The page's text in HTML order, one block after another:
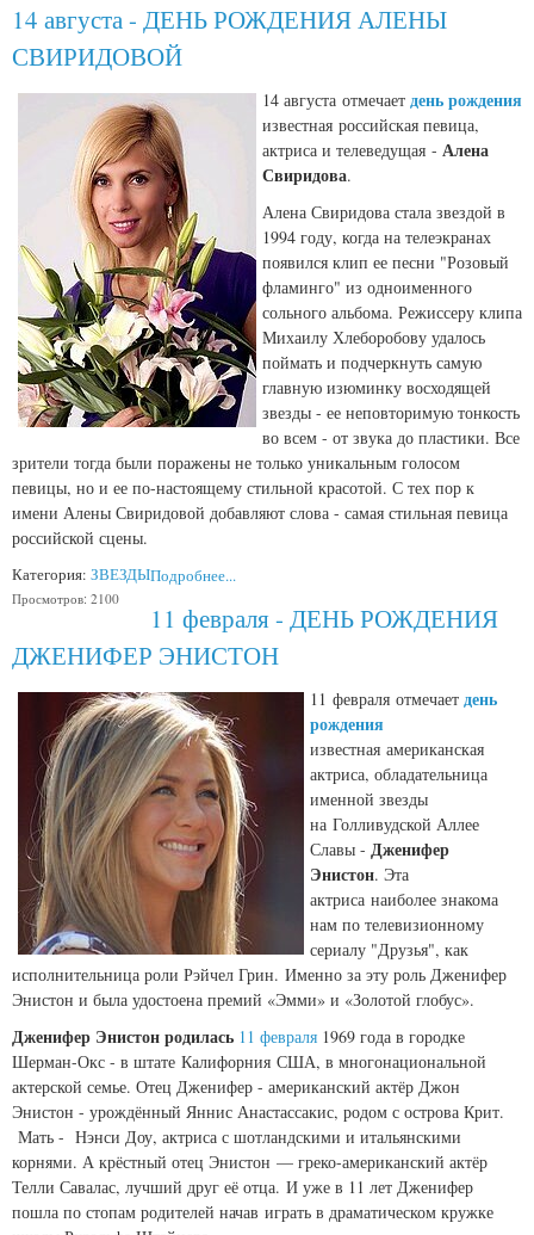
14 августа - ДЕНЬ РОЖДЕНИЯ АЛЕНЫ
СВИРИДОВОЙ
14 августа отмечает день рождения
известная российская певица,
актриса и телеведущая - Алена
Свиридова.
Алена Свиридова стала звездой в
1994 году, когда на телеэкранах
появился клип ее песни "Розовый
фламинго" из одноименного
сольного альбома. Режиссеру клипа
Михаилу Хлеборобову удалось
поймать и подчеркнуть самую
главную изюминку восходящей
звезды - ее неповторимую тонкость
во всем - от звука до пластики. Все
зрители тогда были поражены не только уникальным голосом
певицы, но и ее по-настоящему стильной красотой. С тех пор к
имени Алены Свиридовой добавляют слова - самая стильная певица
российской сцены.
Категория: ЗВЕЗДЫ
Просмотров: 2100
Подробнее...
11 февраля - ДЕНЬ РОЖДЕНИЯ
ДЖЕНИФЕР ЭНИСТОН
11 февраля отмечает день
рождения
известная американская
актриса, обладательница
именной звезды
на Голливудской Аллее
Славы - Дженифер
Энистон. Эта
актриса наиболее знакома
нам по телевизионному
сериалу "Друзья", как
исполнительница роли Рэйчел Грин. Именно за эту роль Дженифер
Энистон и была удостоена премий «Эмми» и «Золотой глобус».
Дженифер Энистон родилась 11 февраля 1969 года в городке
Шерман-Окс - в штате Калифорния США, в многонациональной
актерской семье. Отец Дженифер - американский актёр Джон
Энистон - урождённый Яннис Анастассакис, родом с острова Крит.
Мать - Нэнси Доу, актриса с шотландскими и итальянскими
корнями. А крёстный отец Энистон — греко-американский актёр
Телли Савалас, лучший друг её отца. И уже в 11 лет Дженифер
пошла по стопам родителей начав играть в драматическом кружке